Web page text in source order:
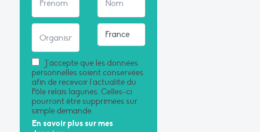
J'accepte que les données
personnelles soient conservées
afin de recevoir l'actualité du
Pôle relais lagunes. Celles-ci
pourront être supprimées sur
simple demande.
En savoir plus sur mes